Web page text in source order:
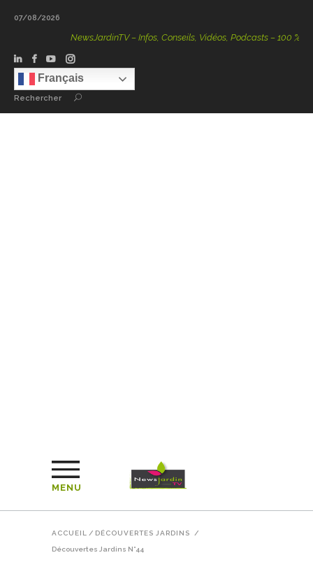
07/08/2026
NewsJardinTV – Infos, Conseils, Vidéos, Podcasts – 100 %
Français
Rechercher
MENU
ACCUEIL / DÉCOUVERTES JARDINS /
Découvertes Jardins N°44